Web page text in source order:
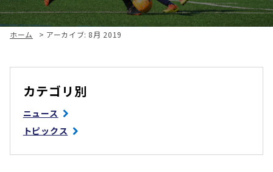
ホーム > アーカイブ: 8月 2019
カテゴリ別
ニュース
トピックス